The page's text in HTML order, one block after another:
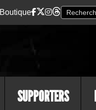
Boutique
SUPPORTERS